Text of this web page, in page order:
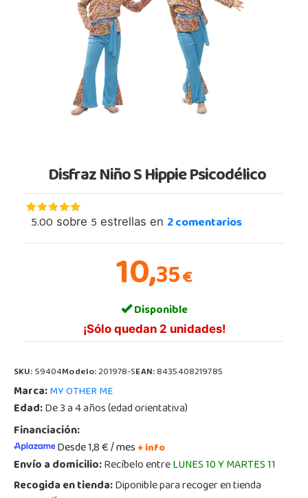
Disfraz Niño S Hippie Psicodélico
5.00 sobre 5 estrellas en 2comentarios
10,35€
Disponible
¡Sólo quedan 2 unidades!
SKU:59404Modelo:201978-SEAN:8435408219785
Marca:MY OTHER ME
Edad:De 3 a 4 años (edad orientativa)
Financiación:
Desde 1,8 € / mes+ info
Envío a domicilio:Recíbelo entreLUNES 10 Y MARTES 11
Recogida en tienda:Diponible para recoger en tienda